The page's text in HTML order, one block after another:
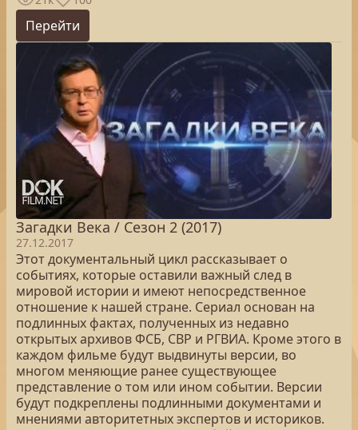
Перейти
Загадки Века / Сезон 2 (2017)
27.12.2017
Этот документальный цикл рассказывает о
событиях, которые оставили важный след в
мировой истории и имеют непосредственное
отношение к нашей стране. Сериал основан на
подлинных фактах, полученных из недавно
открытых архивов ФСБ, СВР и РГВИА. Кроме этого в
каждом фильме будут выдвинуты версии, во
многом меняющие ранее существующее
представление о том или ином событии. Версии
будут подкреплены подлинными документами и
мнениями авторитетных экспертов и историков.